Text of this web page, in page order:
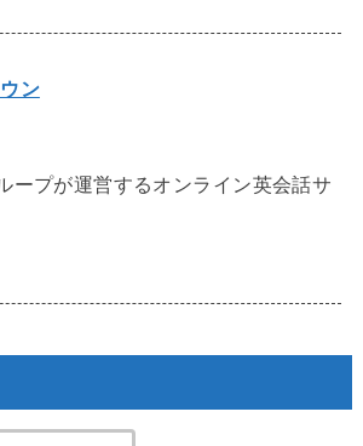
ン
ープが運営するオンライン英会話サ